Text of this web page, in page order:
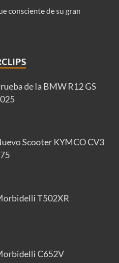
consciente de su gran
de la BMW R12 GS
Scooter KYMCO CV3
T502XR
C652V